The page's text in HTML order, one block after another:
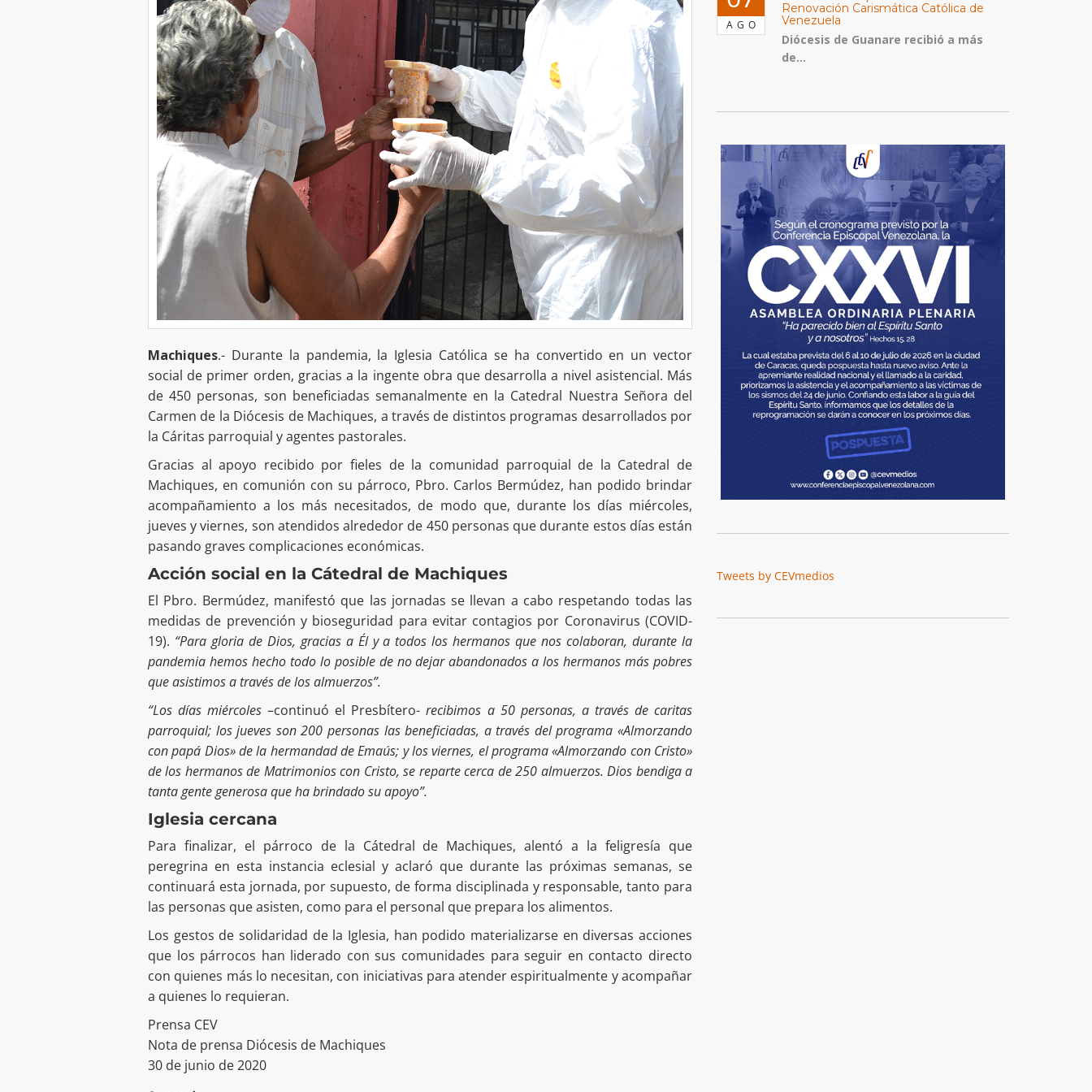
Machiques.- Durante la pandemia, la Iglesia Católica se ha convertido en un vector
social de primer orden, gracias a la ingente obra que desarrolla a nivel asistencial. Más
de 450 personas, son beneficiadas semanalmente en la Catedral Nuestra Señora del
Carmen de la Diócesis de Machiques, a través de distintos programas desarrollados por
la Cáritas parroquial y agentes pastorales.
Gracias al apoyo recibido por fieles de la comunidad parroquial de la Catedral de
Machiques, en comunión con su párroco, Pbro. Carlos Bermúdez, han podido brindar
acompañamiento a los más necesitados, de modo que, durante los días miércoles,
jueves y viernes, son atendidos alrededor de 450 personas que durante estos días están
pasando graves complicaciones económicas.
Acción social en la Cátedral de Machiques
El Pbro. Bermúdez, manifestó que las jornadas se llevan a cabo respetando todas las
medidas de prevención y bioseguridad para evitar contagios por Coronavirus (COVID-
19). “Para gloria de Dios, gracias a Él y a todos los hermanos que nos colaboran, durante la
pandemia hemos hecho todo lo posible de no dejar abandonados a los hermanos más pobres
que asistimos a través de los almuerzos”.
“Los días miércoles –continuó el Presbítero-recibimos a 50 personas, a través de caritas
parroquial; los jueves son 200 personas las beneficiadas, a través del programa «Almorzando
con papá Dios» de la hermandad de Emaús; y los viernes, el programa «Almorzando con Cristo»
de los hermanos de Matrimonios con Cristo, se reparte cerca de 250 almuerzos. Dios bendiga a
tanta gente generosa que ha brindado su apoyo”.
Iglesia cercana
Para finalizar, el párroco de la Cátedral de Machiques, alentó a la feligresía que
peregrina en esta instancia eclesial y aclaró que durante las próximas semanas, se
continuará esta jornada, por supuesto, de forma disciplinada y responsable, tanto para
las personas que asisten, como para el personal que prepara los alimentos.
Los gestos de solidaridad de la Iglesia, han podido materializarse en diversas acciones
que los párrocos han liderado con sus comunidades para seguir en contacto directo
con quienes más lo necesitan, con iniciativas para atender espiritualmente y acompañar
a quienes lo requieran.
Prensa CEV
Nota de prensa Diócesis de Machiques
30 de junio de 2020
AGO
Renovación Carismática Católica de
Venezuela
Diócesis de Guanare recibió a más
de...
Tweets by CEVmedios